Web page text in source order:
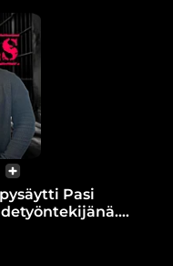
Pasi
ja